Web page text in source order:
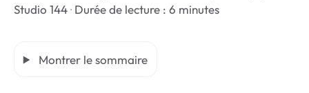
Studio 144· Durée de lecture : 6 minutes
Montrer le sommaire